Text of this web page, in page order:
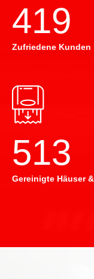
420
Zufriedene Kunden
514
Gereinigte Häuser